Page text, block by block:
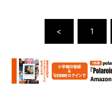
< 1